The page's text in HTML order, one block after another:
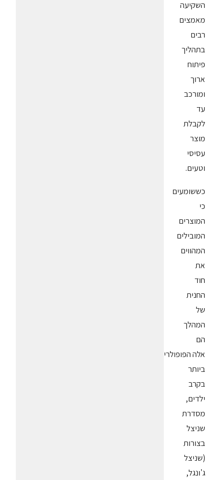
השקיעה
מאמצים
רבים
בתהליך
פיתוח
ארוך
ומורכב
עד
לקבלת
מוצר
עסיסי
וטעים.
כששומעים
כי
המוצרים
המובילים
המהווים
את
חוד
החנית
של
המהלך
הם
אלה הפופולריים
ביותר
בקרב
ילדים,
מסדרת
שניצל
בצורות
(שניצל
ג'ונגל,